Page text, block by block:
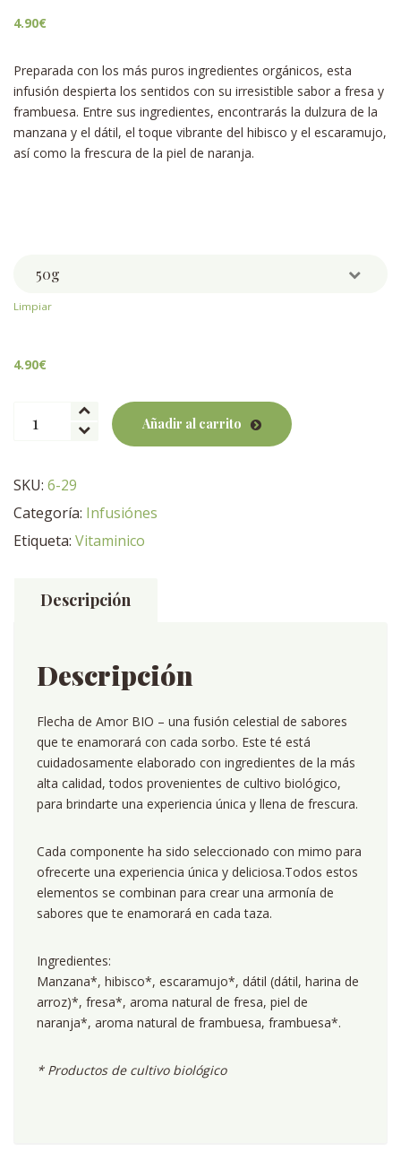
4.90€
Preparada con los más puros ingredientes orgánicos, esta
infusión despierta los sentidos con su irresistible sabor a fresa y
frambuesa. Entre sus ingredientes, encontrarás la dulzura de la
manzana y el dátil, el toque vibrante del hibisco y el escaramujo,
así como la frescura de la piel de naranja.
Limpiar
4.90€
Flecha
BIO
cantidad
Añadir al carrito
SKU: 6-29
Categoría: Infusiónes
Etiqueta: Vitaminico
Descripción
Descripción
Flecha de Amor BIO – una fusión celestial de sabores
que te enamorará con cada sorbo. Este té está
cuidadosamente elaborado con ingredientes de la más
alta calidad, todos provenientes de cultivo biológico,
para brindarte una experiencia única y llena de frescura.
Cada componente ha sido seleccionado con mimo para
ofrecerte una experiencia única y deliciosa.Todos estos
elementos se combinan para crear una armonía de
sabores que te enamorará en cada taza.
Ingredientes:
Manzana*, hibisco*, escaramujo*, dátil (dátil, harina de
arroz)*, fresa*, aroma natural de fresa, piel de
naranja*, aroma natural de frambuesa, frambuesa*.
* Productos de cultivo biológico